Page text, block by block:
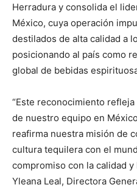
Herradura y consolida el
México, cuya operación
destilados de alta calidad a
posicionando al país como
global de bebidas
“Este reconocimiento
de nuestro equipo en
reafirma nuestra misión de
cultura tequilera con el
compromiso con la calidad
Yleana Leal, Directora